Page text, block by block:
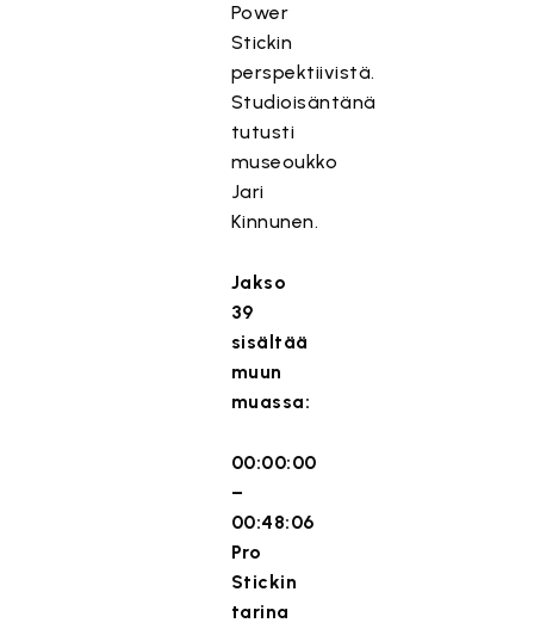
Power
Stickin
perspektiivistä.
Studioisäntänä
tutusti
museoukko
Jari
Kinnunen.
Jakso
39
sisältää
muun
muassa:
00:00:00
–
00:48:06
Pro
Stickin
tarina